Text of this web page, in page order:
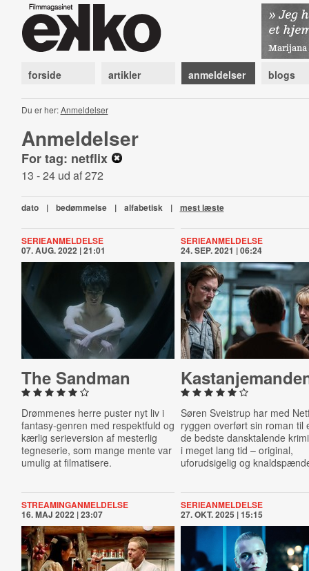
forside artikler anmeldelser blogs
Du er her:Anmeldelser
Anmeldelser
For tag: netflix
13 - 24 ud af 272
dato | bedømmelse | alfabetisk | mest læste
SERIEANMELDELSE
07. AUG. 2022 | 21:01
The Sandman
Drømmenes herre puster nyt liv i
fantasy-genren med respektfuld og
kærlig serieversion af mesterlig
tegneserie, som mange mente var
umulig at filmatisere.
SERIEANMELDELSE
24. SEP. 2021 | 06:24
Søren Sveistrup har med
ryggen overført sin roman til
de bedste dansktalende
i meget lang tid –original,
uforudsigelig og
STREAMINGANMELDELSE
16. MAJ 2022 | 23:07
SERIEANMELDELSE
27. OKT. 2025 | 15:15